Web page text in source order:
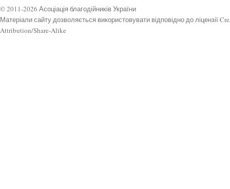
© 2011-2026 Асоціація благодійників України
Матеріали сайту дозволяється використовувати відповідно до ліцензії
Attribution/Share-Alike